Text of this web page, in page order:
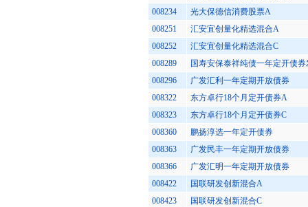
008234
光大保德信消费股票A
008251
汇安宜创量化精选混合A
008252
汇安宜创量化精选混合C
008289
国寿安保泰祥纯债一年定开债
008296
广发汇利一年定期开放债券
008322
东方卓行18个月定开债券A
008323
东方卓行18个月定开债券C
008360
鹏扬淳选一年定开债券
008363
广发民丰一年定期开放债券
008366
广发汇明一年定期开放债券
008422
国联研发创新混合A
008423
国联研发创新混合C